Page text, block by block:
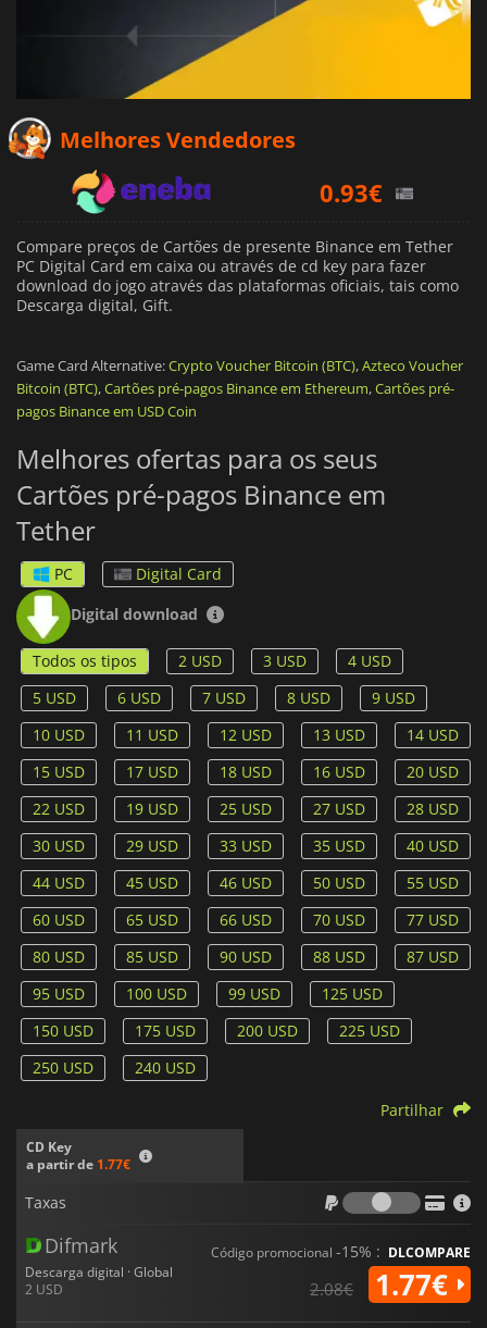
Melhores Vendedores
1.14€
1.51€
Compare preços de Cartões de presente Binance em Tether
PC Digital Card em caixa ou através de cd key para fazer
download do jogo através das plataformas oficiais, tais como
Descarga digital, Gift.
Game Card Alternative:Crypto Voucher Bitcoin (BTC),Azteco Voucher
Bitcoin (BTC),Cartões pré-pagos Binance em Ethereum,Cartões pré-
pagos Binance em USD Coin
Melhores ofertas para os seus
Cartões pré-pagos Binance em
Tether
PC
Digital Card
Digital download
Todos os tipos 2 USD 3 USD
4 USD
5 USD
6 USD 7 USD 8 USD
9 USD
10 USD
11 USD 12 USD 13 USD
14 USD
15 USD
17 USD 18 USD 16 USD
20 USD
22 USD
19 USD 25 USD 27 USD
28 USD
30 USD
29 USD 33 USD 35 USD
40 USD
44 USD
45 USD 46 USD 50 USD
55 USD
60 USD
65 USD 66 USD 70 USD
77 USD
80 USD
85 USD 90 USD 88 USD
87 USD
95 USD
100 USD 99 USD
125 USD
150 USD
175 USD 200 USD
225 USD
250 USD
240 USD
CD Key
a partir de 1.77€
Partilhar
Taxas
Taxas
Difmark
Descarga digital · Global
2 USD
Código promocional -15% : DLCOMPARE
2.08€ 1.77€